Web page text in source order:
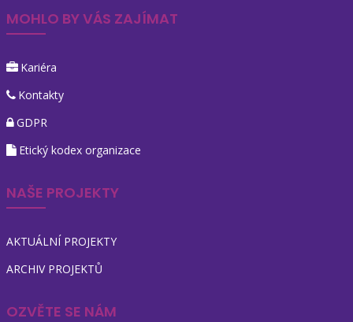
MOHLO BY VÁS ZAJÍMAT
Kariéra
Kontakty
GDPR
Etický kodex organizace
NAŠE PROJEKTY
AKTUÁLNÍ PROJEKTY
ARCHIV PROJEKTŮ
OZVĚTE SE NÁM